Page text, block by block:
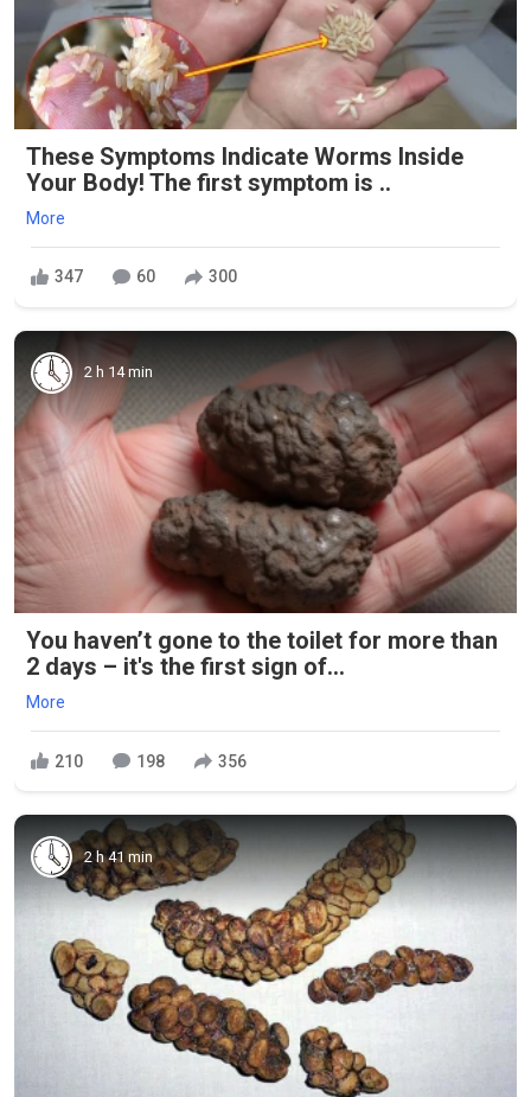
These Symptoms Indicate Worms Inside
Your Body! The first symptom is ..
More
347 60 300
2 h 14 min
You haven’t gone to the toilet for more than
2 days – it's the first sign of...
More
210 198 356
2 h 41 min